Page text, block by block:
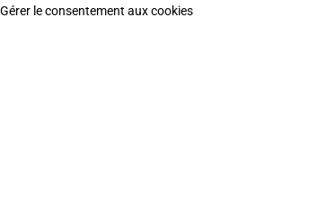
Gérer le consentement aux cookies